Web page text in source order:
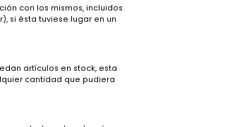
el Usuario para confirmar los datos
No se reembolsa dinero pagado por